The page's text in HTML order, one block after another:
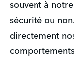
souvent à notre
sécurité ou
directement